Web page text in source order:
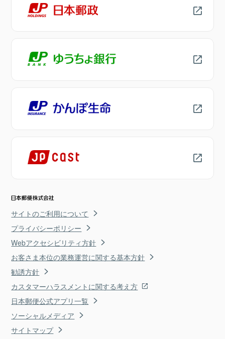
サイトのご利用について
プライバシーポリシー
Webアクセシビリティ方針
お客さま本位の業務運営に関する基本方針
勧誘方針
カスタマーハラスメントに関する考え方
日本郵便公式アプリ一覧
ソーシャルメディア
サイトマップ